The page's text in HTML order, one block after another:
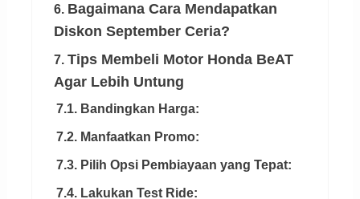
6. Bagaimana Cara Mendapatkan
Diskon September Ceria?
7. Tips Membeli Motor Honda BeAT
Agar Lebih Untung
7.1. Bandingkan Harga:
7.2. Manfaatkan Promo:
7.3. Pilih Opsi Pembiayaan yang Tepat:
7.4. Lakukan Test Ride: